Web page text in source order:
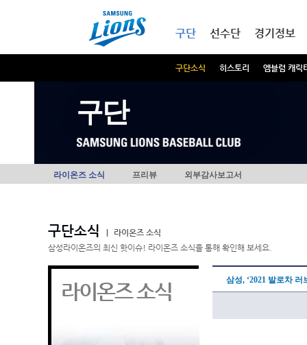
구단
구단소식 히스토리 엠블럼 캐릭
선수단 경기정보
구단
라이온즈 소식 프리뷰 외부감사보고서
구단소식
라이온즈 소식
삼성라이온즈의 최신 핫이슈! 라이온즈 소식을 통해 확인해 보세요.
라이온즈 소식 삼성, ‘2021 발로차 러